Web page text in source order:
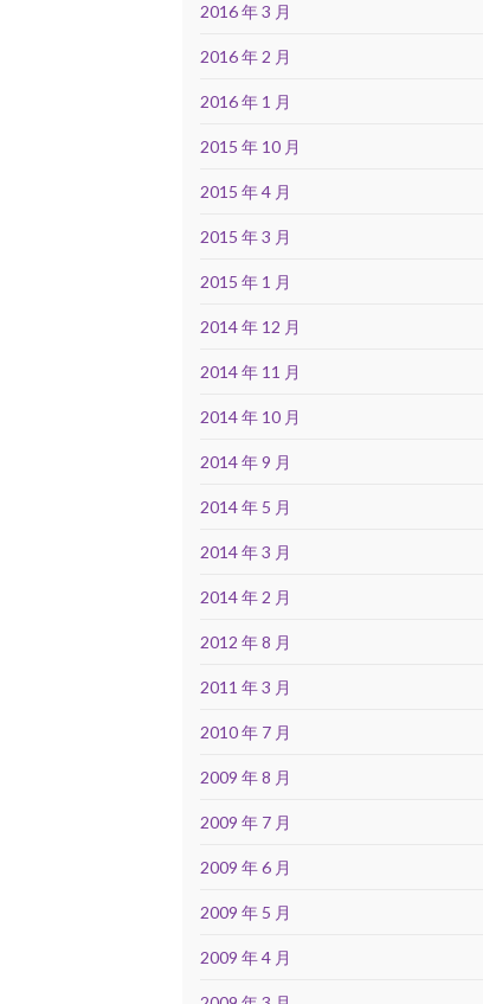
2016 年 3 月
2016 年 2 月
2016 年 1 月
2015 年 10 月
2015 年 4 月
2015 年 3 月
2015 年 1 月
2014 年 12 月
2014 年 11 月
2014 年 10 月
2014 年 9 月
2014 年 5 月
2014 年 3 月
2014 年 2 月
2012 年 8 月
2011 年 3 月
2010 年 7 月
2009 年 8 月
2009 年 7 月
2009 年 6 月
2009 年 5 月
2009 年 4 月